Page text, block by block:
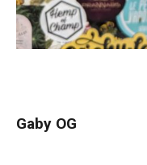
Gaby OG